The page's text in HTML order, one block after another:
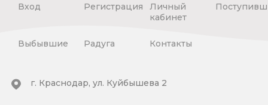
Вход Регистрация
Личный
кабинет
Выбывшие Радуга Контакты
г. Краснодар, ул. Куйбышева 2